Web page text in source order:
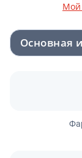
Мой
Основная